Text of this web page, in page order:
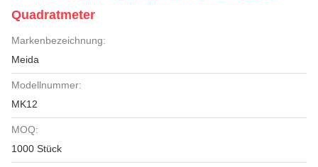
Quadratmeter
Markenbezeichnung:
Meida
Modellnummer:
MK12
MOQ:
1000 Stück